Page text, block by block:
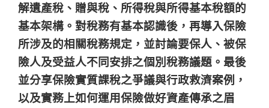
解遺產稅、贈與稅、所得稅與所得基本稅額的
基本架構。對稅務有基本認識後，再導入保險
所涉及的相關稅務規定，並討論要保人、被保
險人及受益人不同安排之個別稅務議題。最後
並分享保險實質課稅之爭議與行政救濟案例，
以及實務上如何運用保險做好資產傳承之眉